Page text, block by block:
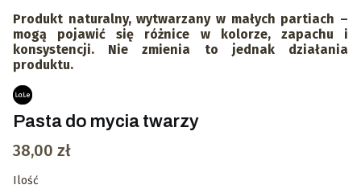
Produkt naturalny, wytwarzany w małych partiach –
mogą pojawić się różnice w kolorze, zapachu i
konsystencji. Nie zmienia to jednak działania
produktu.
Pasta do mycia twarzy
Cena
38,00 zł
Ilość